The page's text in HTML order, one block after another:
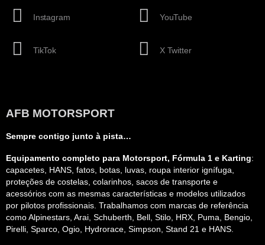
Instagram
TikTok
YouTube
X Twitter
AFB MOTORSPORT
Sempre contigo junto à pista…
Equipamento completo para Motorsport, Fórmula 1 e Karting:
capacetes, HANS, fatos, botas, luvas, roupa interior ignífuga,
proteções de costelas, colarinhos, sacos de transporte e
acessórios com as mesmas características e modelos utilizados
por pilotos profissionais. Trabalhamos com marcas de referência
como Alpinestars, Arai, Schuberth, Bell, Stilo, HRX, Puma, Bengio,
Pirelli, Sparco, Ogio, Hydrorace, Simpson, Stand 21 e HANS.